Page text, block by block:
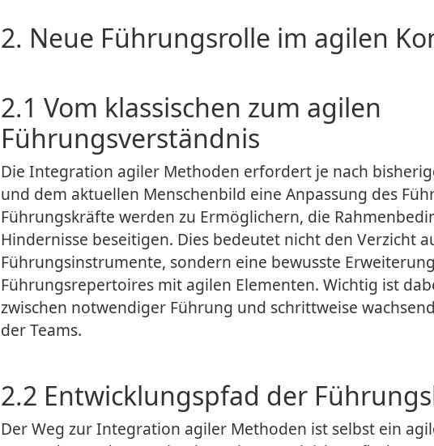
2. Neue Führungsrolle im agilen
2.1 Vom klassischen zum agilen
Führungsverständnis
Die Integration agiler Methoden erfordert je nach
und dem aktuellen Menschenbild eine Anpassung des
Führungskräfte werden zu Ermöglichern, die
Hindernisse beseitigen. Dies bedeutet nicht den Verzicht
Führungsinstrumente, sondern eine bewusste
Führungsrepertoires mit agilen Elementen. Wichtig ist
zwischen notwendiger Führung und schrittweise
der Teams.
2.2 Entwicklungspfad der
Der Weg zur Integration agiler Methoden ist selbst ein